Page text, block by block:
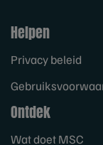
Helpen
Privacy beleid
Ontdek
Wat doet MSC